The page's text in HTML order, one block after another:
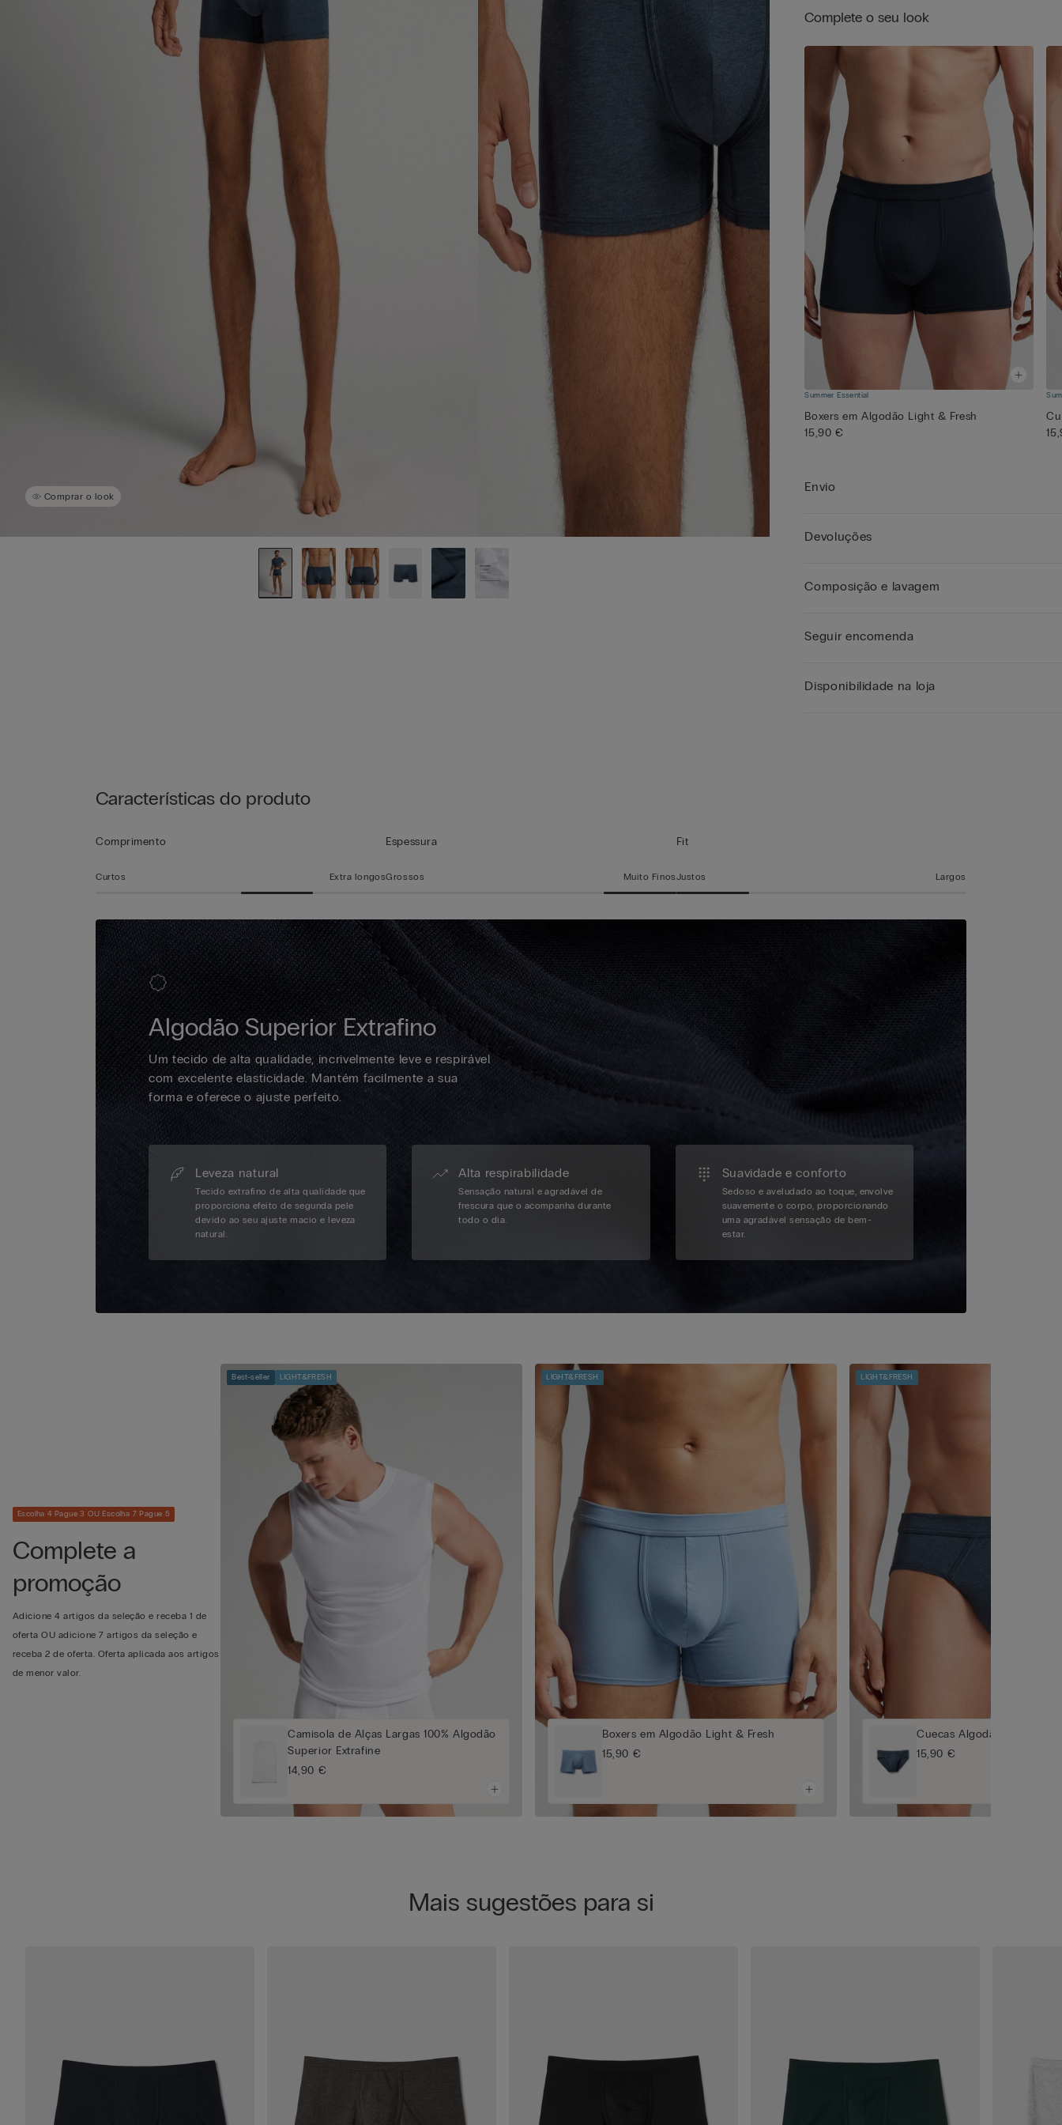
Comprar o look
Complete o seu look
Summer Essential
Boxers em Algodão Light & Fresh
15,90 €
Envio
Devoluções
Composição e lavagem
Seguir encomenda
Disponibilidade na loja
Características do produto
Comprimento
Curtos Extra longos
Espessura
Grossos Muito Finos
Fit
Justos Largos
Algodão Superior Extrafino
Um tecido de alta qualidade, incrivelmente leve e respirável
com excelente elasticidade. Mantém facilmente a sua
forma e oferece o ajuste perfeito.
Leveza natural
Tecido extrafino de alta qualidade que
proporciona efeito de segunda pele
devido ao seu ajuste macio e leveza
natural.
Alta respirabilidade
Sensação natural e agradável de
frescura que o acompanha durante
todo o dia.
Suavidade e conforto
Sedoso e aveludado ao toque, envolve
suavemente o corpo, proporcionando
uma agradável sensação de bem-
estar.
Escolha 4 Pague 3 OU Escolha 7 Pague 5
Complete a
promoção
Adicione 4 artigos da seleção e receba 1 de
oferta OU adicione 7 artigos da seleção e
receba 2 de oferta. Oferta aplicada aos artigos
de menor valor.
Best-seller LIGHT&FRESH
Camisola de Alças Largas 100% Algodão
Superior Extrafine
14,90 €
LIGHT&FRESH
Boxers em Algodão Light & Fresh
15,90 €
LIGHT&FRESH
Cuecas Algodão Light &
15,90 €
Mais sugestões para si